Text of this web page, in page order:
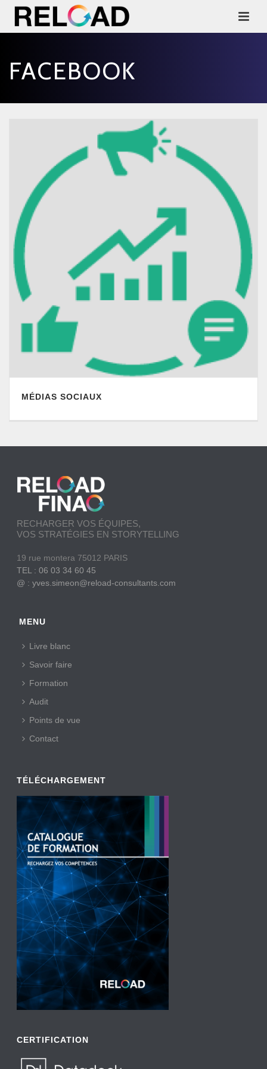
FACEBOOK
MÉDIAS SOCIAUX
RECHARGER VOS ÉQUIPES,
VOS STRATÉGIES EN STORYTELLING
19 rue montera 75012 PARIS
TEL : 06 03 34 60 45
@ : yves.simeon@reload-consultants.com
MENU
Livre blanc
Savoir faire
Formation
Audit
Points de vue
Contact
TÉLÉCHARGEMENT
CERTIFICATION